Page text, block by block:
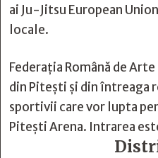
ai Ju-Jitsu European
locale.
Federația Română de
din Pitești și din întreaga
sportivii care vor lupta
Pitești Arena. Intrarea